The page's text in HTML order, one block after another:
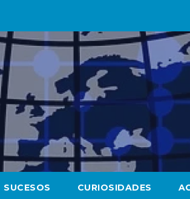
SUCESOS CURIOSIDADES